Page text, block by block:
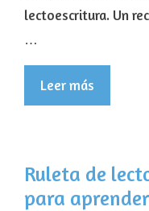
lectoescritura. Un
…
Leer más
Ruleta de
para